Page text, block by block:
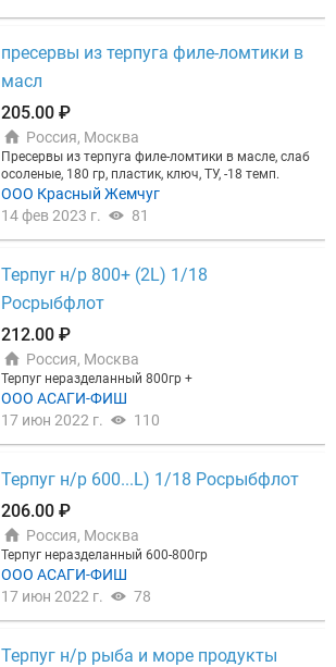
яца размещения + 2 недели в подарок; ►или 1 ме
ртале. Бонусы действуют на тарифах Профи и Эк
ать прогноз для моей компании
78124253265
осле оплаты!
пресервы из терпуга филе-ломтики в
масл
205.00 ₽
Россия, Москва
Пресервы из терпуга филе-ломтики в масле, слаб
осоленые, 180 гр, пластик, ключ, ТУ, -18 темп.
ООО Красный Жемчуг
14 фев 2023 г.
81
Терпуг н/р 800+ (2L) 1/18
Росрыбфлот
212.00 ₽
Россия, Москва
Терпуг неразделанный 800гр +
ООО АСАГИ-ФИШ
17 июн 2022 г.
110
Терпуг н/р 600...L) 1/18 Росрыбфлот
206.00 ₽
Россия, Москва
Терпуг неразделанный 600-800гр
ООО АСАГИ-ФИШ
17 июн 2022 г.
78
Терпуг н/р рыба и море продукты